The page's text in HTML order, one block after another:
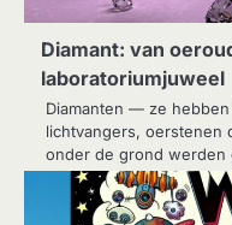
Diamant: van
laboratoriumjuweel
Diamanten — ze
lichtvangers, oer­stenen
onder de grond werden